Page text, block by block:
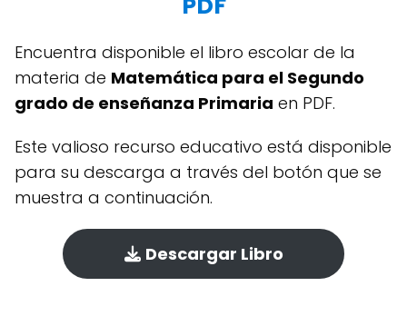
Encuentra disponible el libro escolar de la
materia de Matemática para el Segundo
grado de enseñanza Primaria en PDF.
Este valioso recurso educativo está disponible
para su descarga a través del botón que se
muestra a continuación.
Descargar Libro